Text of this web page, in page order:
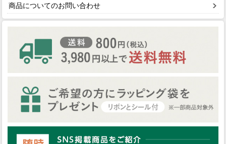
商品についてのお問い合わせ